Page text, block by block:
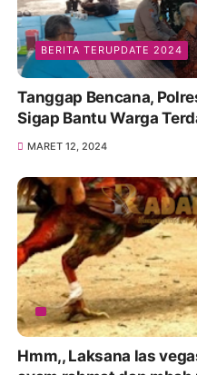
BERITA TERUPDATE 2024
Sigap Bantu Warga
MARET 12, 2024